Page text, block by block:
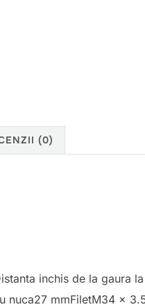
(0)
inchis de la gaura
nuca27 mmFiletM34 x